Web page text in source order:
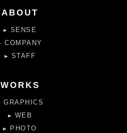
ABOUT
SENSE
COMPANY
STAFF
WORKS
GRAPHICS
WEB
PHOTO